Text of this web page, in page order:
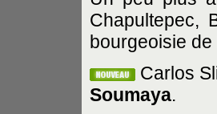
Chapultepec,
bourgeoisie de
Carlos
Soumaya.